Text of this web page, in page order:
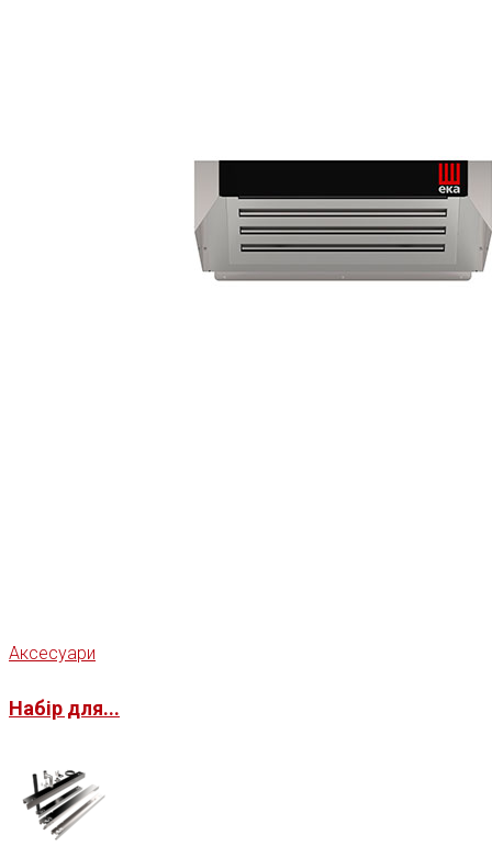
Аксесуари
Набір для...